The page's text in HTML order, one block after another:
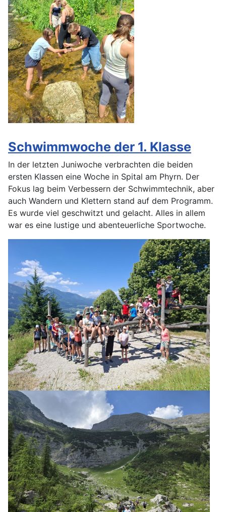
Schwimmwoche der 1. Klasse
In der letzten Juniwoche verbrachten die beiden
ersten Klassen eine Woche in Spital am Phyrn. Der
Fokus lag beim Verbessern der Schwimmtechnik, aber
auch Wandern und Klettern stand auf dem Programm.
Es wurde viel geschwitzt und gelacht. Alles in allem
war es eine lustige und abenteuerliche Sportwoche.